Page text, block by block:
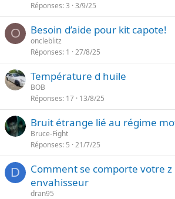
Réponses 3 3/9/25
O Besoin d’aide pour kit capote!
oncleblitz
Réponses 1 27/8/25
Température d huile
BOB
Réponses 17 13/8/25
Bruit étrange lié au régime
Bruce-Fight
Réponses 5 21/7/25
D
Comment se comporte votre
envahisseur
dran95